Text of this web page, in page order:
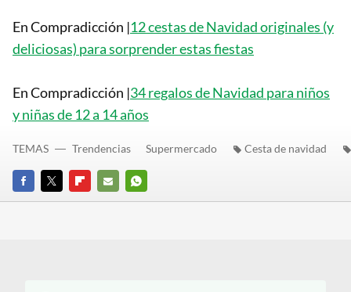
En Compradicción |12 cestas de Navidad originales (y
deliciosas) para sorprender estas fiestas
En Compradicción |34 regalos de Navidad para niños
y niñas de 12 a 14 años
FACEBOOK
TWITTERFLIPBOARD
E-
WHATSAPP
TEMAS Trendencias Supermercado Cesta de navidad